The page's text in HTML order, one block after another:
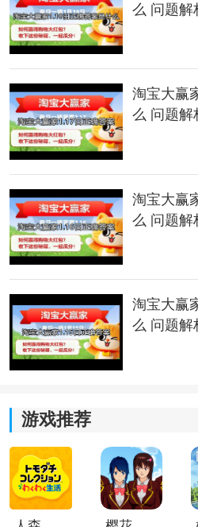
以上就是关于淘宝可以用微信
么 问题解
淘宝大赢
么 问题解
淘宝大赢
么 问题解
淘宝大赢
么 问题解
游戏推荐